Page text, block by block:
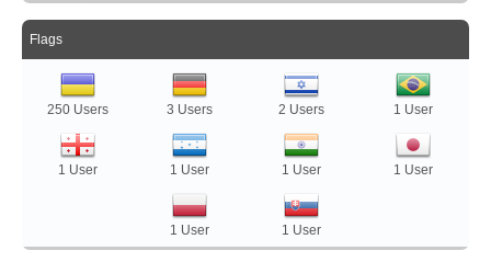
Flags
250 Users 3 Users 2 Users 1 User
1 User 1 User 1 User 1 User
1 User 1 User